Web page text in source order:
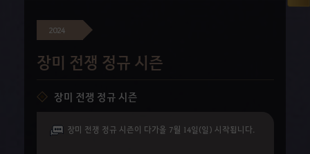
2024
장미 전쟁 정규 시즌
장미 전쟁 정규 시즌
장미 전쟁 정규 시즌이 다가올 7월 14일(일) 시작됩니다.